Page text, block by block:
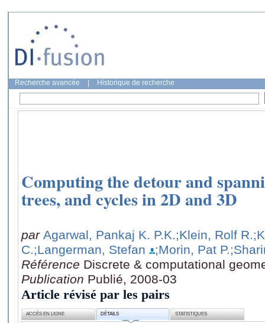
Recherche avancée Historique de recherche
Computing the detour and
trees, and cycles in 2D and 3D
par Agarwal, Pankaj K. P.K.;Klein, Rolf R.
C.;Langerman, Stefan ;Morin, Pat P.
Référence Discrete & computational
Publication Publié, 2008-03
Article révisé par les pairs
ACCÈS EN LIGNE DÉTAILS STATISTIQUES